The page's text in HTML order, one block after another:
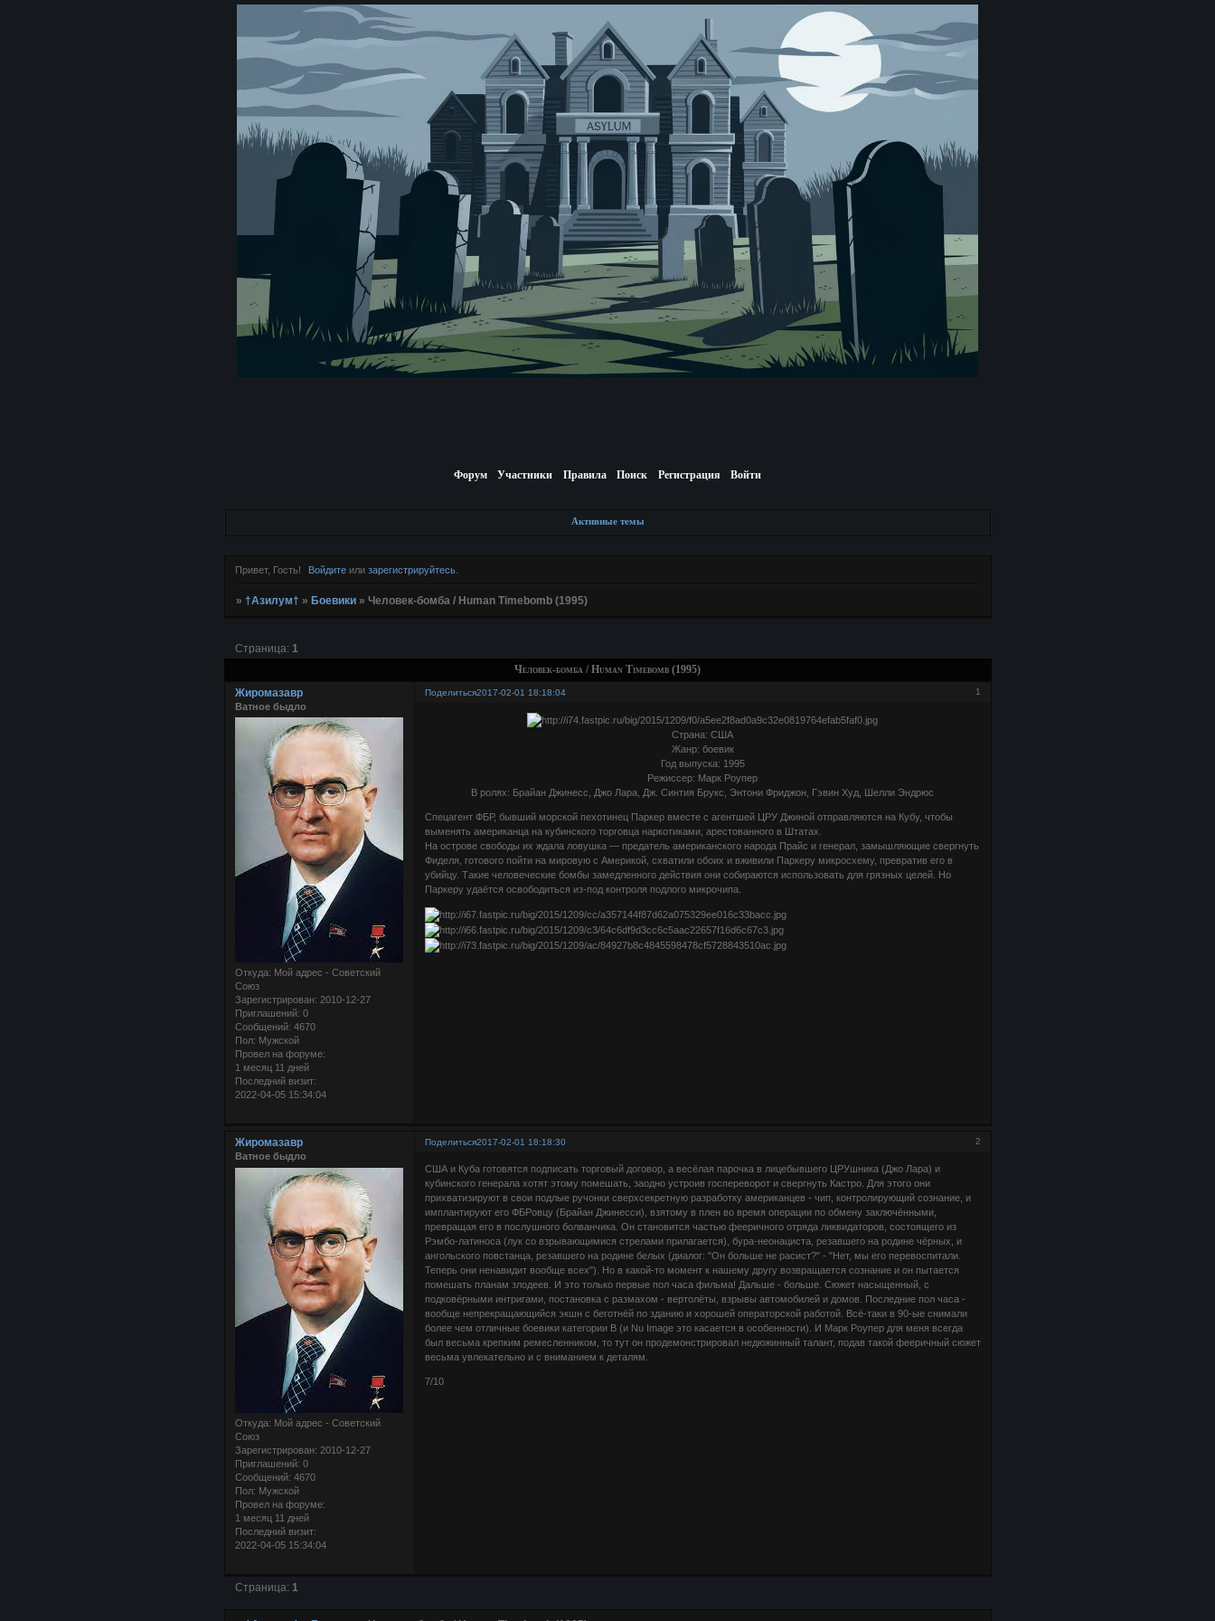
Форум Участники Правила Поиск Регистрация Войти
Активные темы
Привет, Гость! Войдите или зарегистрируйтесь
» †Азилум† » Боевики » Человек-бомба / Human Timebomb (1995)
Человек-бомба / Human Timebomb (1995)
Страница: 1
Поделиться 1
2017-02-01 18:18:04
Жиромазавр
Ватное быдло
Откуда: Мой адрес - Советский
Союз
Зарегистрирован: 2010-12-27
Приглашений: 0
Сообщений: 4670
Пол: Мужской
Провел на форуме:
1 месяц 11 дней
Последний визит:
2022-04-05 15:34:04
Страна: США
Жанр: боевик
Год выпуска: 1995
Режиссер: Марк Роупер
В ролях: Брайан Джинесс, Джо Лара, Дж. Синтия Брукс, Энтони Фриджон, Гэвин Худ, Шелли Эндрюс
Спецагент ФБР, бывший морской пехотинец Паркер вместе с агентшей ЦРУ Джиной отправляются на Кубу, чтобы
выменять американца на кубинского торговца наркотиками, арестованного в Штатах.
На острове свободы их ждала ловушка — предатель американского народа Прайс и генерал, замышляющие свергнуть
Фиделя, готового пойти на мировую с Америкой, схватили обоих и вживили Паркеру микросхему, превратив его в
убийцу. Такие человеческие бомбы замедленного действия они собираются использовать для грязных целей. Но
Паркеру удаётся освободиться из-под контроля подлого микрочипа.
Поделиться 2
2017-02-01 18:18:30
Жиромазавр
Ватное быдло
Откуда: Мой адрес - Советский
Союз
Зарегистрирован: 2010-12-27
Приглашений: 0
Сообщений: 4670
Пол: Мужской
Провел на форуме:
1 месяц 11 дней
Последний визит:
2022-04-05 15:34:04
США и Куба готовятся подписать торговый договор, а весёлая парочка в лицебывшего ЦРУшника (Джо Лара) и
кубинского генерала хотят этому помешать, заодно устроив госпереворот и свергнуть Кастро. Для этого они
прихватизируют в свои подлые ручонки сверхсекретную разработку американцев - чип, контролирующий сознание, и
имплантируют его ФБРовцу (Брайан Джинесси), взятому в плен во время операции по обмену заключёнными,
превращая его в послушного болванчика. Он становится частью фееричного отряда ликвидаторов, состоящего из
Рэмбо-латиноса (лук со взрывающимися стрелами прилагается), бура-неонациста, резавшего на родине чёрных, и
ангольского повстанца, резавшего на родине белых (диалог: "Он больше не расист?" - "Нет, мы его перевоспитали.
Теперь они ненавидит вообще всех"). Но в какой-то момент к нашему другу возвращается сознание и он пытается
помешать планам злодеев. И это только первые пол часа фильма! Дальше - больше. Сюжет насыщенный, с
подковёрными интригами, постановка с размахом - вертолёты, взрывы автомобилей и домов. Последние пол часа -
вообще непрекращающийся экшн с беготнёй по зданию и хорошей операторской работой. Всё-таки в 90-ые снимали
более чем отличные боевики категории В (и Nu Image это касается в особенности). И Марк Роупер для меня всегда
был весьма крепким ремесленником, то тут он продемонстрировал недюжинный талант, подав такой фееричный сюжет
весьма увлекательно и с вниманием к деталям.
7/10
Страница: 1